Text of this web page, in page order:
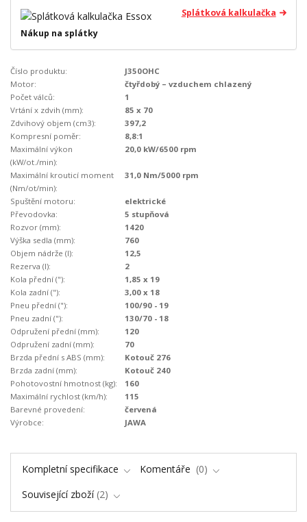
Splátková kalkulačka
Nákup na splátky
Číslo produktu:
J350OHC
Motor:
čtyřdobý – vzduchem chlazený
Počet válců:
1
Vrtání x zdvih (mm):
85 x 70
Zdvihový objem (cm3):
397,2
Kompresní poměr:
8,8:1
Maximální výkon
(kW/ot./min):
20,0 kW/6500 rpm
Maximální krouticí moment
(Nm/ot/min):
31,0 Nm/5000 rpm
Spuštění motoru:
elektrické
Převodovka:
5 stupňová
Rozvor (mm):
1420
Výška sedla (mm):
760
Objem nádrže (l):
12,5
Rezerva (l):
2
Kola přední ("):
1,85 x 19
Kola zadní ("):
3,00 x 18
Pneu přední ("):
100/90 - 19
Pneu zadní ("):
130/70 - 18
Odpružení přední (mm):
120
Odpružení zadní (mm):
70
Brzda přední s ABS (mm):
Kotouč 276
Brzda zadní (mm):
Kotouč 240
Pohotovostní hmotnost (kg):
160
Maximální rychlost (km/h):
115
Barevné provedení:
červená
Výrobce:
JAWA
Kompletní specifikace Komentáře
0
Související zboží 2